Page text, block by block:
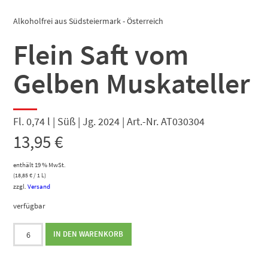
Alkoholfrei aus Südsteiermark - Österreich
Flein Saft vom
Gelben Muskateller
Fl. 0,74 l | Süß | Jg. 2024 | Art.-Nr. AT030304
13,95€
enthält 19 % MwSt.
(18,85€/ 1 L)
zzgl.Versand
verfügbar
Flein
IN DEN WARENKORB